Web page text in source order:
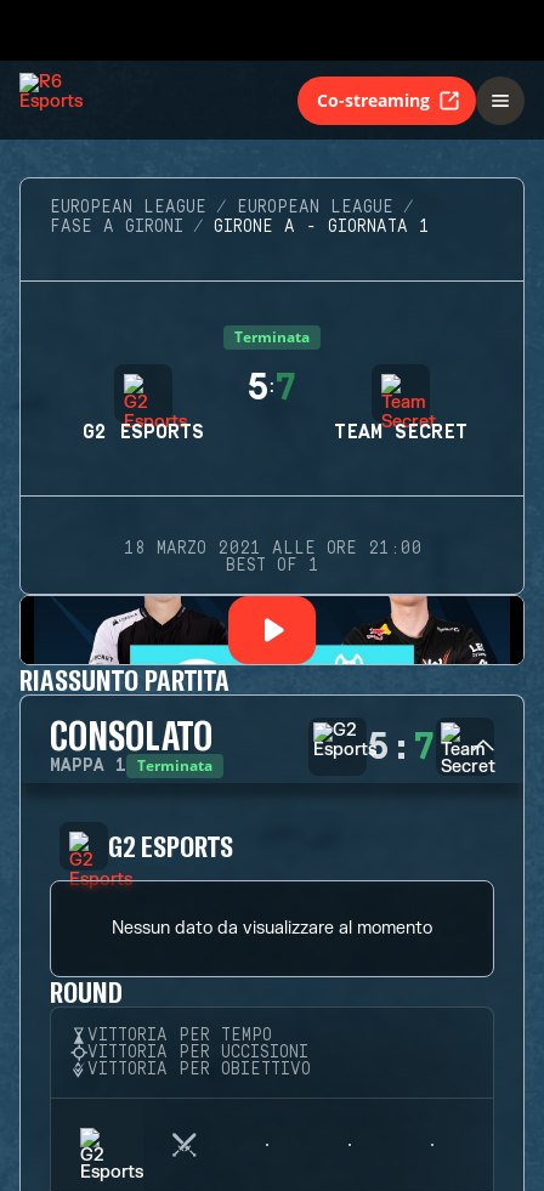
Co-streaming
EUROPEAN LEAGUE
EUROPEAN LEAGUE
FASE A GIRONI
GIRONE A - GIORNATA 1
Terminata
G2 ESPORTS
5:7
TEAM SECRET
18 MARZO 2021 ALLE ORE 21:00
BEST OF 1
RIASSUNTO PARTITA
CONSOLATO
MAPPA 1 Terminata 5 : 7
G2 ESPORTS
Nessun dato da visualizzare al momento
ROUND
VITTORIA PER TEMPO
VITTORIA PER UCCISIONI
VITTORIA PER OBIETTIVO